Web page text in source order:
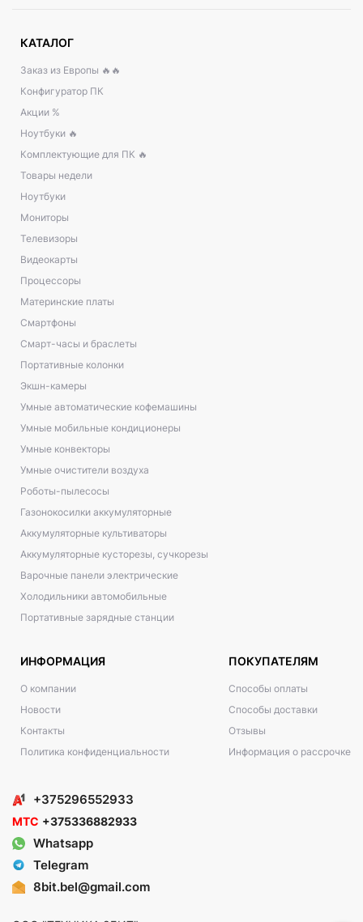
КАТАЛОГ
Заказ из Европы 🔥🔥
Конфигуратор ПК
Акции %
Ноутбуки 🔥
Комплектующие для ПК 🔥
Товары недели
Ноутбуки
Мониторы
Телевизоры
Видеокарты
Процессоры
Материнские платы
Смартфоны
Смарт-часы и браслеты
Портативные колонки
Экшн-камеры
Умные автоматические кофемашины
Умные мобильные кондиционеры
Умные конвекторы
Умные очистители воздуха
Роботы-пылесосы
Газонокосилки аккумуляторные
Аккумуляторные культиваторы
Аккумуляторные кусторезы, сучкорезы
Варочные панели электрические
Холодильники автомобильные
Портативные зарядные станции
ИНФОРМАЦИЯ
О компании
Новости
Контакты
Политика конфиденциальности
ПОКУПАТЕЛЯМ
Способы оплаты
Способы доставки
Отзывы
Информация о рассрочке
+375296552933
МТС +375336882933
Whatsapp
Telegram
8bit.bel@gmail.com